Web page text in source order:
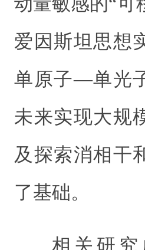
爱因斯坦思想
单原子—单光
未来实现大规
及探索消相干
了基础。
相关研